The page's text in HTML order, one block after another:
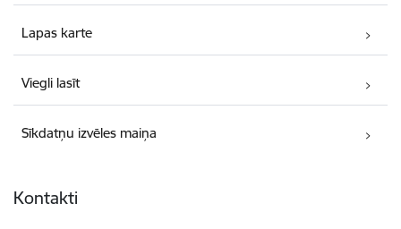
Lapas karte
Viegli lasīt
Sīkdatņu izvēles maiņa
Kontakti